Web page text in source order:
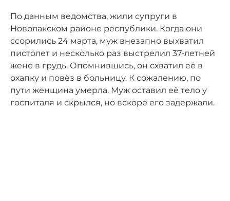
По данным ведомства, жили супруги в
Новолакском районе республики. Когда они
ссорились 24 марта, муж внезапно выхватил
пистолет и несколько раз выстрелил 37-летней
жене в грудь. Опомнившись, он схватил её в
охапку и повёз в больницу. К сожалению, по
пути женщина умерла. Муж оставил её тело у
госпиталя и скрылся, но вскоре его задержали.